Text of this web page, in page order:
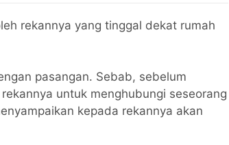
rekannya yang tinggal dekat rumah
pasangan. Sebab, sebelum
untuk menghubungi seseorang
kepada rekannya akan